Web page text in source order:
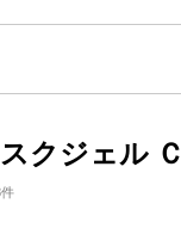
クジェル Ｃ